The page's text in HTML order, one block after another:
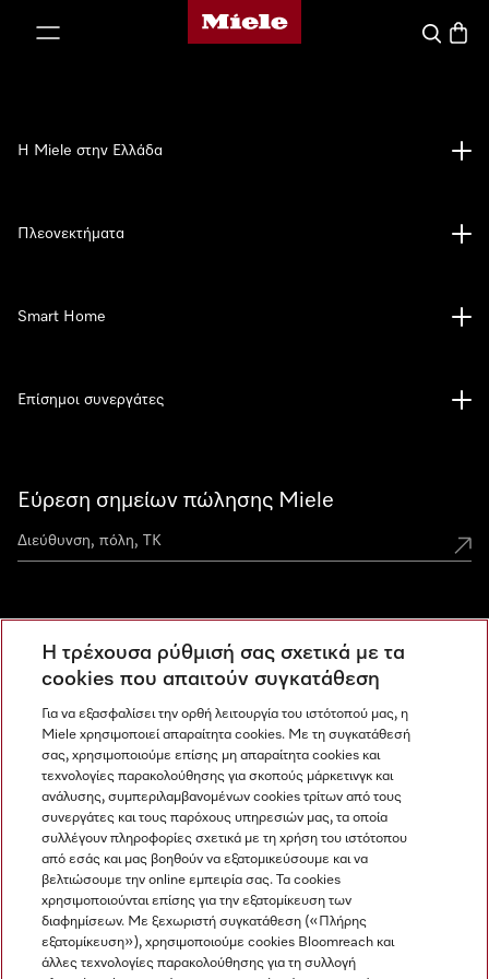
Αρχική σελίδα της Miele
Εύρεση σημείων πώλησης Miele
Ανακαλύψτε τα Miele Experience Center
Newsletter
Η Miele στην Ελλάδα
Πλεονεκτήματα
Smart Home
Επίσημοι συνεργάτες
Miele στο Instagram
Miele στο Facebook
Miele στο Youtube
Η τρέχουσα ρύθμισή σας σχετικά με τα
cookies που απαιτούν συγκατάθεση
Για να εξασφαλίσει την ορθή λειτουργία του ιστότοπού μας, η
Miele χρησιμοποιεί απαραίτητα cookies. Με τη συγκατάθεσή
σας, χρησιμοποιούμε επίσης μη απαραίτητα cookies και
τεχνολογίες παρακολούθησης για σκοπούς μάρκετινγκ και
ανάλυσης, συμπεριλαμβανομένων cookies τρίτων από τους
συνεργάτες και τους παρόχους υπηρεσιών μας, τα οποία
συλλέγουν πληροφορίες σχετικά με τη χρήση του ιστότοπου
από εσάς και μας βοηθούν να εξατομικεύσουμε και να
βελτιώσουμε την online εμπειρία σας. Τα cookies
χρησιμοποιούνται επίσης για την εξατομίκευση των
διαφημίσεων. Με ξεχωριστή συγκατάθεση («Πλήρης
εξατομίκευση»), χρησιμοποιούμε cookies Bloomreach και
άλλες τεχνολογίες παρακολούθησης για τη συλλογή